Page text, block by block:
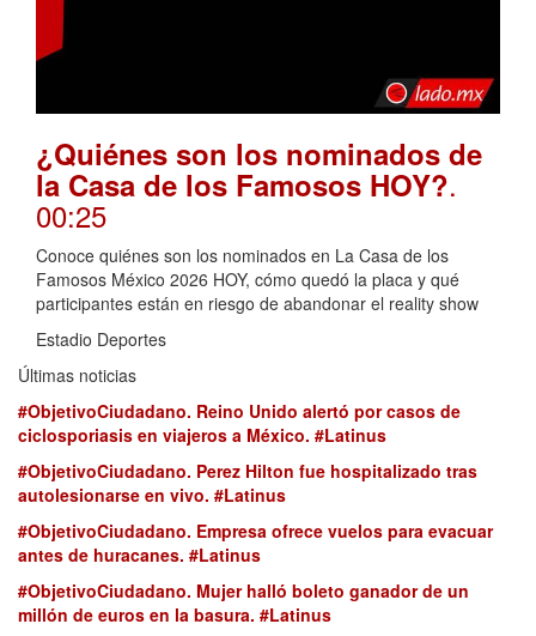
¿Quiénes son los nominados de
la Casa de los Famosos HOY?.
00:25
Conoce quiénes son los nominados en La Casa de los
Famosos México 2026 HOY, cómo quedó la placa y qué
participantes están en riesgo de abandonar el reality show
Estadio Deportes
Últimas noticias
#ObjetivoCiudadano. Reino Unido alertó por casos de
ciclosporiasis en viajeros a México. #Latinus
#ObjetivoCiudadano. Perez Hilton fue hospitalizado tras
autolesionarse en vivo. #Latinus
#ObjetivoCiudadano. Empresa ofrece vuelos para evacuar
antes de huracanes. #Latinus
#ObjetivoCiudadano. Mujer halló boleto ganador de un
millón de euros en la basura. #Latinus